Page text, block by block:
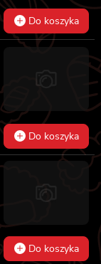
Do koszyka
Do koszyka
Do koszyka